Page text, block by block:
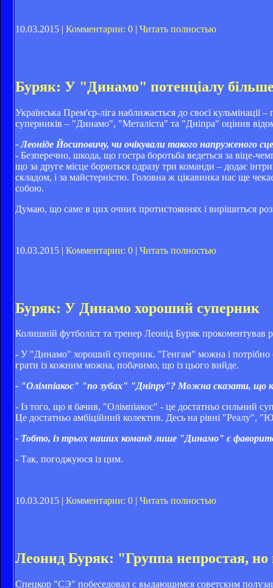
10.03.2015 | Комментарии: 0 | Читать полностью
Буряк: У "Динамо" потенціалу
Українська Прем'єр-ліга наближається до своєї кульмінації
суперників – "Динамо", "Металіста" та "Дніпра" оцінив
- Леоніде Йосиповичу, чи очікували такого напруженого
- Безперечно, шкода, що гостра боротьба ведеться за віце-
що за друге місце борються одразу три команди – додає
складом, і за майстерністю. Головна ж цікавинка нас ще
собою.
Думаю, що саме в цих очних протистояннях і вирішиться
10.03.2015 | Комментарии: 0 | Читать полностью
Буряк: У Динамо хороший суперник
Колишній футболіст та тренер Леонід Буряк прокоментував
- У "Динамо" хороший суперник. "Генгам" можна і потрібно
грати із кожним можна, побачимо, що із цього вийде.
- "Олімпіакос" "по зубах" "Дніпру"? Можна сказати, що
- Із того, що я бачив, "Олімпіакос" - це достатньо сильний
Це достатньо амбіційний колектив. Десь на рівні "Реалу",
- Тобто, із трьох наших команд лише "Динамо" є
- Так, погоджуюся із цим.
10.03.2015 | Комментарии: 0 Читать полностью
Леонид Буряк: "Группа непростая,
Спецкор "СЭ" побеседовал с выдающимся советским